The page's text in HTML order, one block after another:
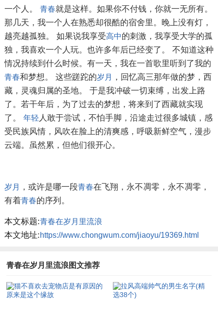
一个人。 青春就是这样。如果你不付钱，你就一无所有。
那几天，我一个人在熟悉却很酷的宿舍里。晚上没有灯，
越亮越孤独。 如果说我享受高中的刺激，我享受大学的孤
独，我喜欢一个人玩。也许多年后已经变了。 不知道这种
情况持续到什么时候。有一天，我在一首歌里听到了我的
青春和梦想。 这些蹉跎的岁月
，回忆高三那年做的梦，西
藏，灵魂归属的圣地。 于是我冲破一切束缚，出发上路
了。若干年后，为了过去的梦想，将来到了西藏就实现
了。 年轻 人敢于尝试，不怕手脚，沿途走过很多城镇，感
受民族风情，风吹在脸上的清爽感，呼吸新鲜空气，漫步
云端。虽然累，但他们很开心。
岁月 ，或许是哪一段青春在飞翔，永不凋零，永不凋零，
有着青春的序列。
本文标题:青春在岁月里流浪
本文地址:https://www.chongwum.com/jiaoyu/19369.html
青春在岁月里流浪图文推荐